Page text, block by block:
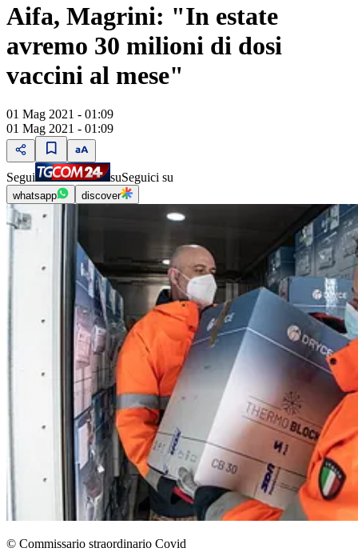
Aifa, Magrini: "In estate
avremo 30 milioni di dosi
vaccini al mese"
01 Mag 2021 - 01:09
01 Mag 2021 - 01:09
Segui suSeguici su
whatsapp discover
© Commissario straordinario Covid